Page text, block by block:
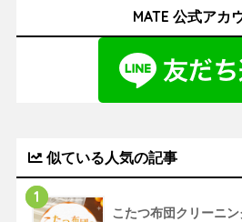
MATE 公式アカ
似ている人気の記事
1
こたつ布団クリーニ